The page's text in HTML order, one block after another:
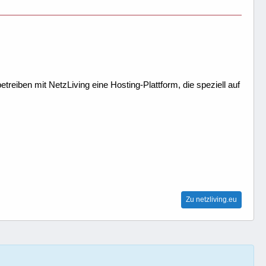
mit NetzLiving eine Hosting-Plattform, die speziell auf
Zu netzliving.eu